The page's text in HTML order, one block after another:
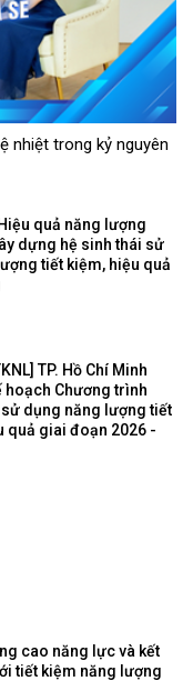
nhiệt trong kỷ nguyên
quả năng lượng
dựng hệ sinh thái sử
tiết kiệm, hiệu quả
TP. Hồ Chí Minh
hoạch Chương trình
dụng năng lượng tiết
quả giai đoạn 2026 -
cao năng lực và kết
tiết kiệm năng lượng